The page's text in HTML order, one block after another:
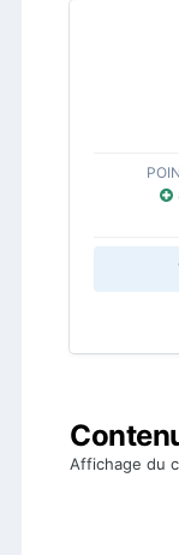
Affichage du